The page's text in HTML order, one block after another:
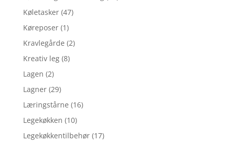
Køletasker (47)
Køreposer (1)
Kravlegårde (2)
Kreativ leg (8)
Lagen (2)
Lagner (29)
Læringstårne (16)
Legekøkken (10)
Legekøkkentilbehør (17)